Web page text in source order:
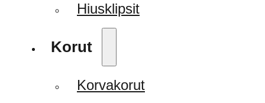
Hiusklipsit
Korut
Korvakorut